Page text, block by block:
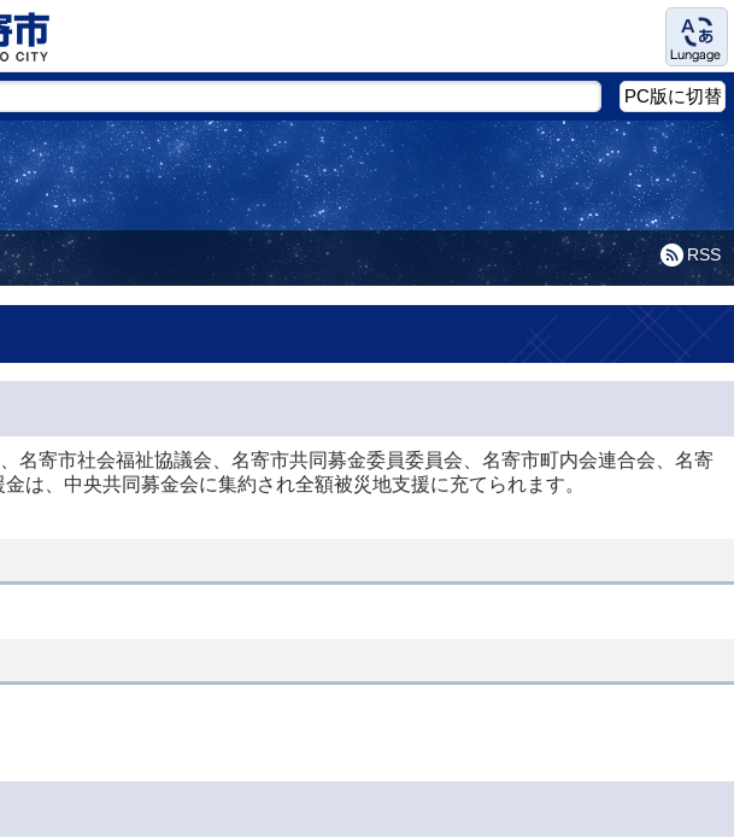
Language
PC版に切替
RSS
寄市社会福祉協議会、名寄市共同募金委員委員会、名寄市町内会連合会、名寄
は、中央共同募金会に集約され全額被災地支援に充てられます。